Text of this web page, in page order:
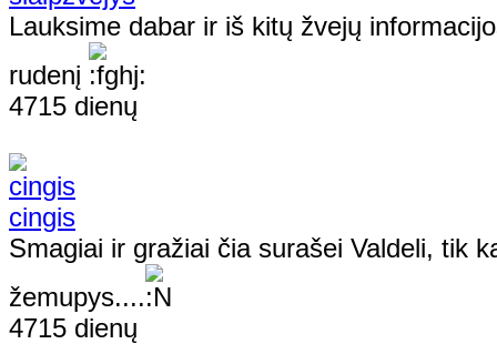
Lauksime dabar ir iš kitų žvejų
rudenį
4715 dienų
cingis
Smagiai ir gražiai čia surašei Valdeli, tik
žemupys....
4715 dienų